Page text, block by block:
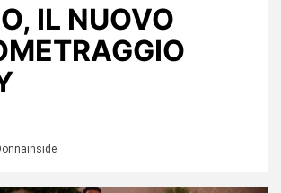
IL NUOVO